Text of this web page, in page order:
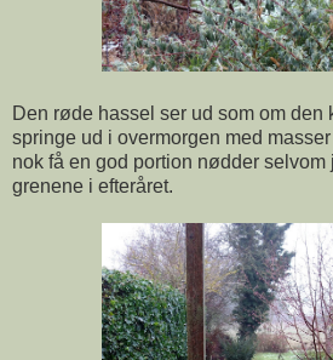
Den røde hassel ser ud som om den
springe ud i overmorgen med
nok få en god portion nødder selvom
grenene i efteråret.